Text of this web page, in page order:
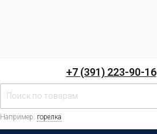
+7 (391) 223-90-16
Например: горелка